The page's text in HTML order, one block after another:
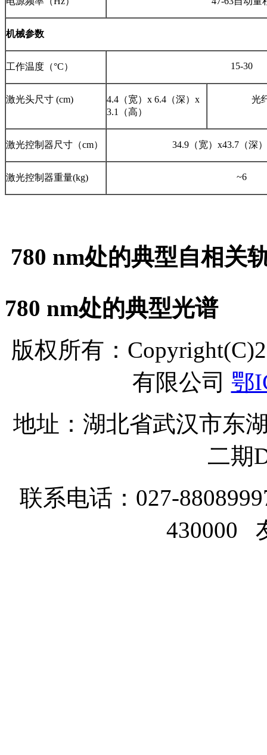
机械参数
工作温度（°C） 15-30
激光头尺寸 (cm)
4.4（宽）x 6.4（深）x
3.1（高）
光
激光控制器尺寸（cm） 34.9（宽）x43.7（深
激光控制器重量(kg) ~6
780 nm处的典型自相关
780 nm处的典型光谱
版权所有：
有限公司 鄂
地址：湖北省武汉市东
二期
联系电话：027-
430000